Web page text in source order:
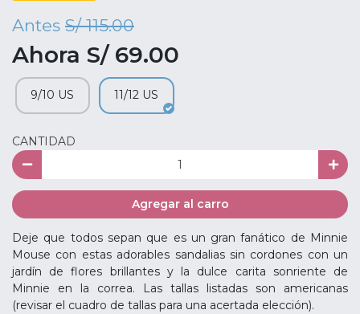
Antes S/ 115.00
Ahora S/ 69.00
9/10 US 11/12 US
CANTIDAD
Agregar al carro
Deje que todos sepan que es un gran fanático de Minnie
Mouse con estas adorables sandalias sin cordones con un
jardín de flores brillantes y la dulce carita sonriente de
Minnie en la correa. Las tallas listadas son americanas
(revisar el cuadro de tallas para una acertada elección).